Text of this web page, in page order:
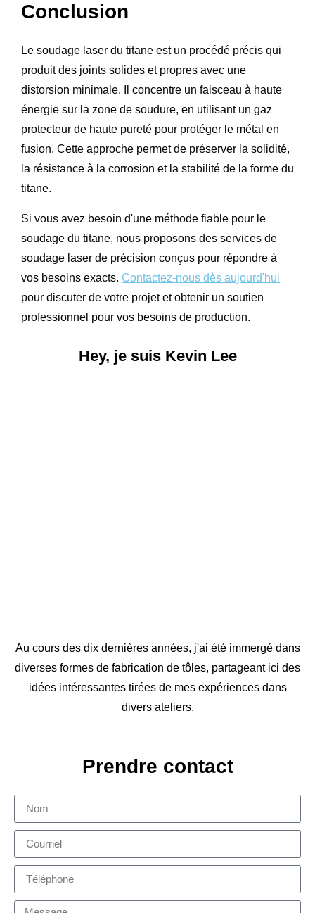
Conclusion
Le soudage laser du titane est un procédé précis qui
produit des joints solides et propres avec une
distorsion minimale. Il concentre un faisceau à haute
énergie sur la zone de soudure, en utilisant un gaz
protecteur de haute pureté pour protéger le métal en
fusion. Cette approche permet de préserver la solidité,
la résistance à la corrosion et la stabilité de la forme du
titane.
Si vous avez besoin d'une méthode fiable pour le
soudage du titane, nous proposons des services de
soudage laser de précision conçus pour répondre à
vos besoins exacts. Contactez-nous dès aujourd'hui
pour discuter de votre projet et obtenir un soutien
professionnel pour vos besoins de production.
Hey, je suis Kevin Lee
Au cours des dix dernières années, j'ai été immergé dans
diverses formes de fabrication de tôles, partageant ici des
idées intéressantes tirées de mes expériences dans
divers ateliers.
Prendre contact